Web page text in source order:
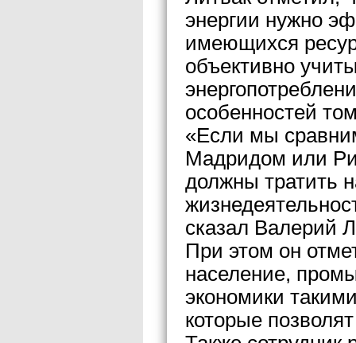
энергии нужно
имеющихся
объективно
особенностей
«Если мы
Мадридом или
должны тратить
сказал Валерий
При этом он
население,
экономики
которые